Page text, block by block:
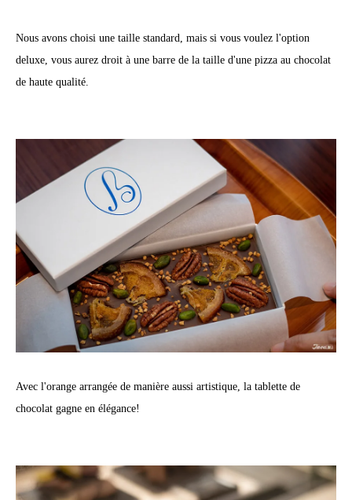
Nous avons choisi une taille standard, mais si vous voulez l'option
deluxe, vous aurez droit à une barre de la taille d'une pizza au chocolat
de haute qualité.
Avec l'orange arrangée de manière aussi artistique, la tablette de
chocolat gagne en élégance!